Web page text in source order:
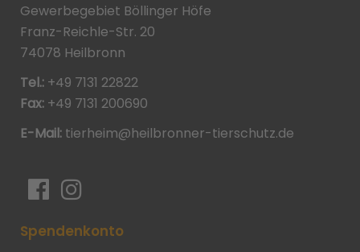
Gewerbegebiet Böllinger Höfe
Franz-Reichle-Str. 20
74078 Heilbronn
Tel.: +49 7131 22822
Fax: +49 7131 200690
E-Mail: tierheim@heilbronner-tierschutz.de
Spendenkonto